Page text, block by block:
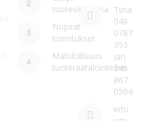
2
tuotevalikoima
3
Nopeat
toimitukset
4
Mahdollisuus
tuoteräätälöinteihin
Tiina
040
0787
353
Jari
040
867
0504
info